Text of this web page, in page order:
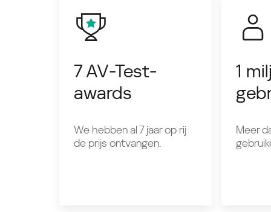
7 AV-Test-
awards
We hebben al 7 jaar op rij
de prijs ontvangen.
1
Meer